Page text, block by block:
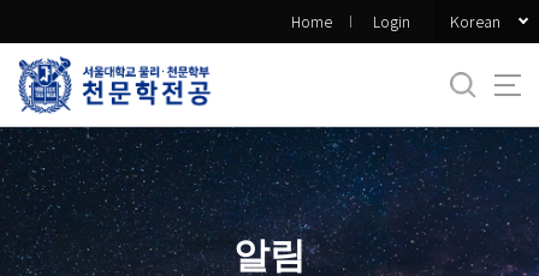
로
메
뉴
Home Login Korean
알림